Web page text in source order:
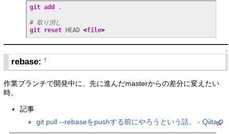
git add .
# 取り消し
git reset HEAD <file>
↑
rebase:†
作業ブランチで開発中に、先に進んだmasterからの差分に変えたい
時。
記事
git pull --rebaseをpushする前にやろうという話。 - Qiita